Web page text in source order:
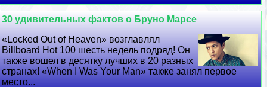
30 удивительных фактов о Бруно Марсе
«Locked Out of Heaven» возглавлял
Billboard Hot 100 шесть недель подряд! Он
также вошел в десятку лучших в 20 разных
странах! «When I Was Your Man» также занял первое
место...